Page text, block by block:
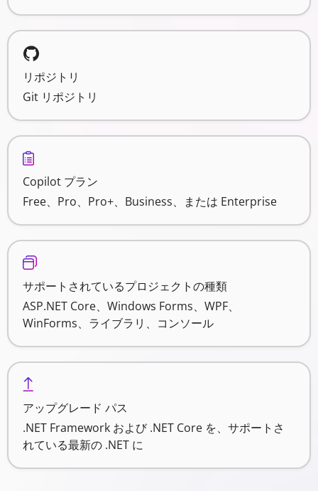
リポジトリ
Git リポジトリ
Copilot プラン
Free、Pro、Pro+、Business、または Enterprise
サポートされているプロジェクトの種類
ASP.NET Core、Windows Forms、WPF、
WinForms、ライブラリ、コンソール
アップグレード パス
.NET Framework および .NET Core を、サポートさ
れている最新の .NET に